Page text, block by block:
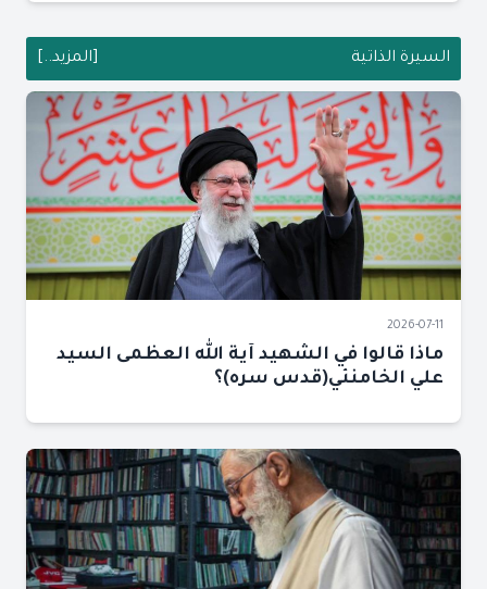
السيرة الذاتية [المزيد..]
2026-07-11
ماذا قالوا في الشهيد آية الله العظمى السيد
علي الخامنئي(قدس سره)؟